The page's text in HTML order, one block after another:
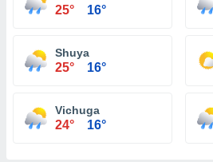
25° 16°
Shuya
25° 16°
Vichuga
24° 16°